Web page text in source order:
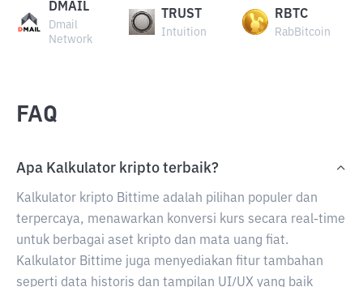
DMAIL
Dmail
Network
TRUST
Intuition
RBTC
RabBitcoin
FAQ
Apa Kalkulator kripto terbaik?
Kalkulator kripto Bittime adalah pilihan populer dan
terpercaya, menawarkan konversi kurs secara real-time
untuk berbagai aset kripto dan mata uang fiat.
Kalkulator Bittime juga menyediakan fitur tambahan
seperti data historis dan tampilan UI/UX yang baik